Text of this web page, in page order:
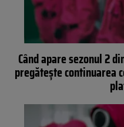
Când apare sezonul 2
pregăteşte continuarea